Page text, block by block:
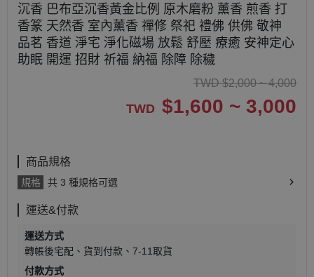
沉香 巴布亞沉香黃金比例 原木磨粉 薰香 煎香 打
香篆 天然香 室內薰香 禪修 祭祀 禮佛 供佛 敬神
品茗 香道 淨宅 淨化磁場 放鬆 舒壓 療癒 安神定心
助眠 開運 招財 祈福 納福 除障 除穢
TWD $2,000 ~ 4,000
TWD $1,600 ~ 3,000
商品規格
規格 共 3 種規格可選
運送&付款
運送方式
轉帳後宅配
貨到付款
7-11取貨
付款方式